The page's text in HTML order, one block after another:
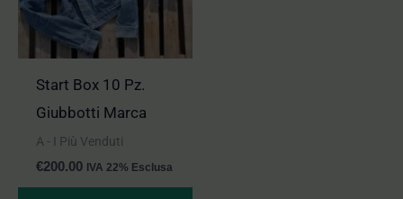
Start Box 10 Pz.
Giubbotti Marca
A - I Più Venduti
€200.00 IVA 22% Esclusa